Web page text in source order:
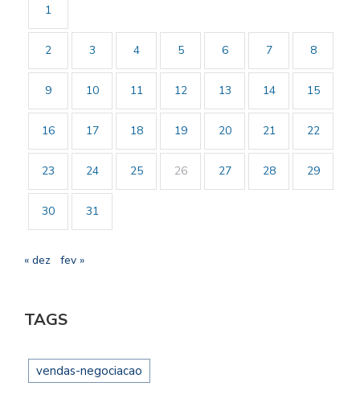
1
2 3 4 5 6 7 8
9 10 11 12 13 14 15
16 17 18 19 20 21 22
23 24 25 26 27 28 29
30 31
« dez fev »
TAGS
vendas-negociacao